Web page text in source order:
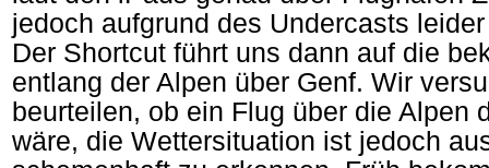
jedoch aufgrund des Undercasts
Der Shortcut führt uns dann auf die
entlang der Alpen über Genf. Wir
beurteilen, ob ein Flug über die Alpen
wäre, die Wettersituation ist jedoch